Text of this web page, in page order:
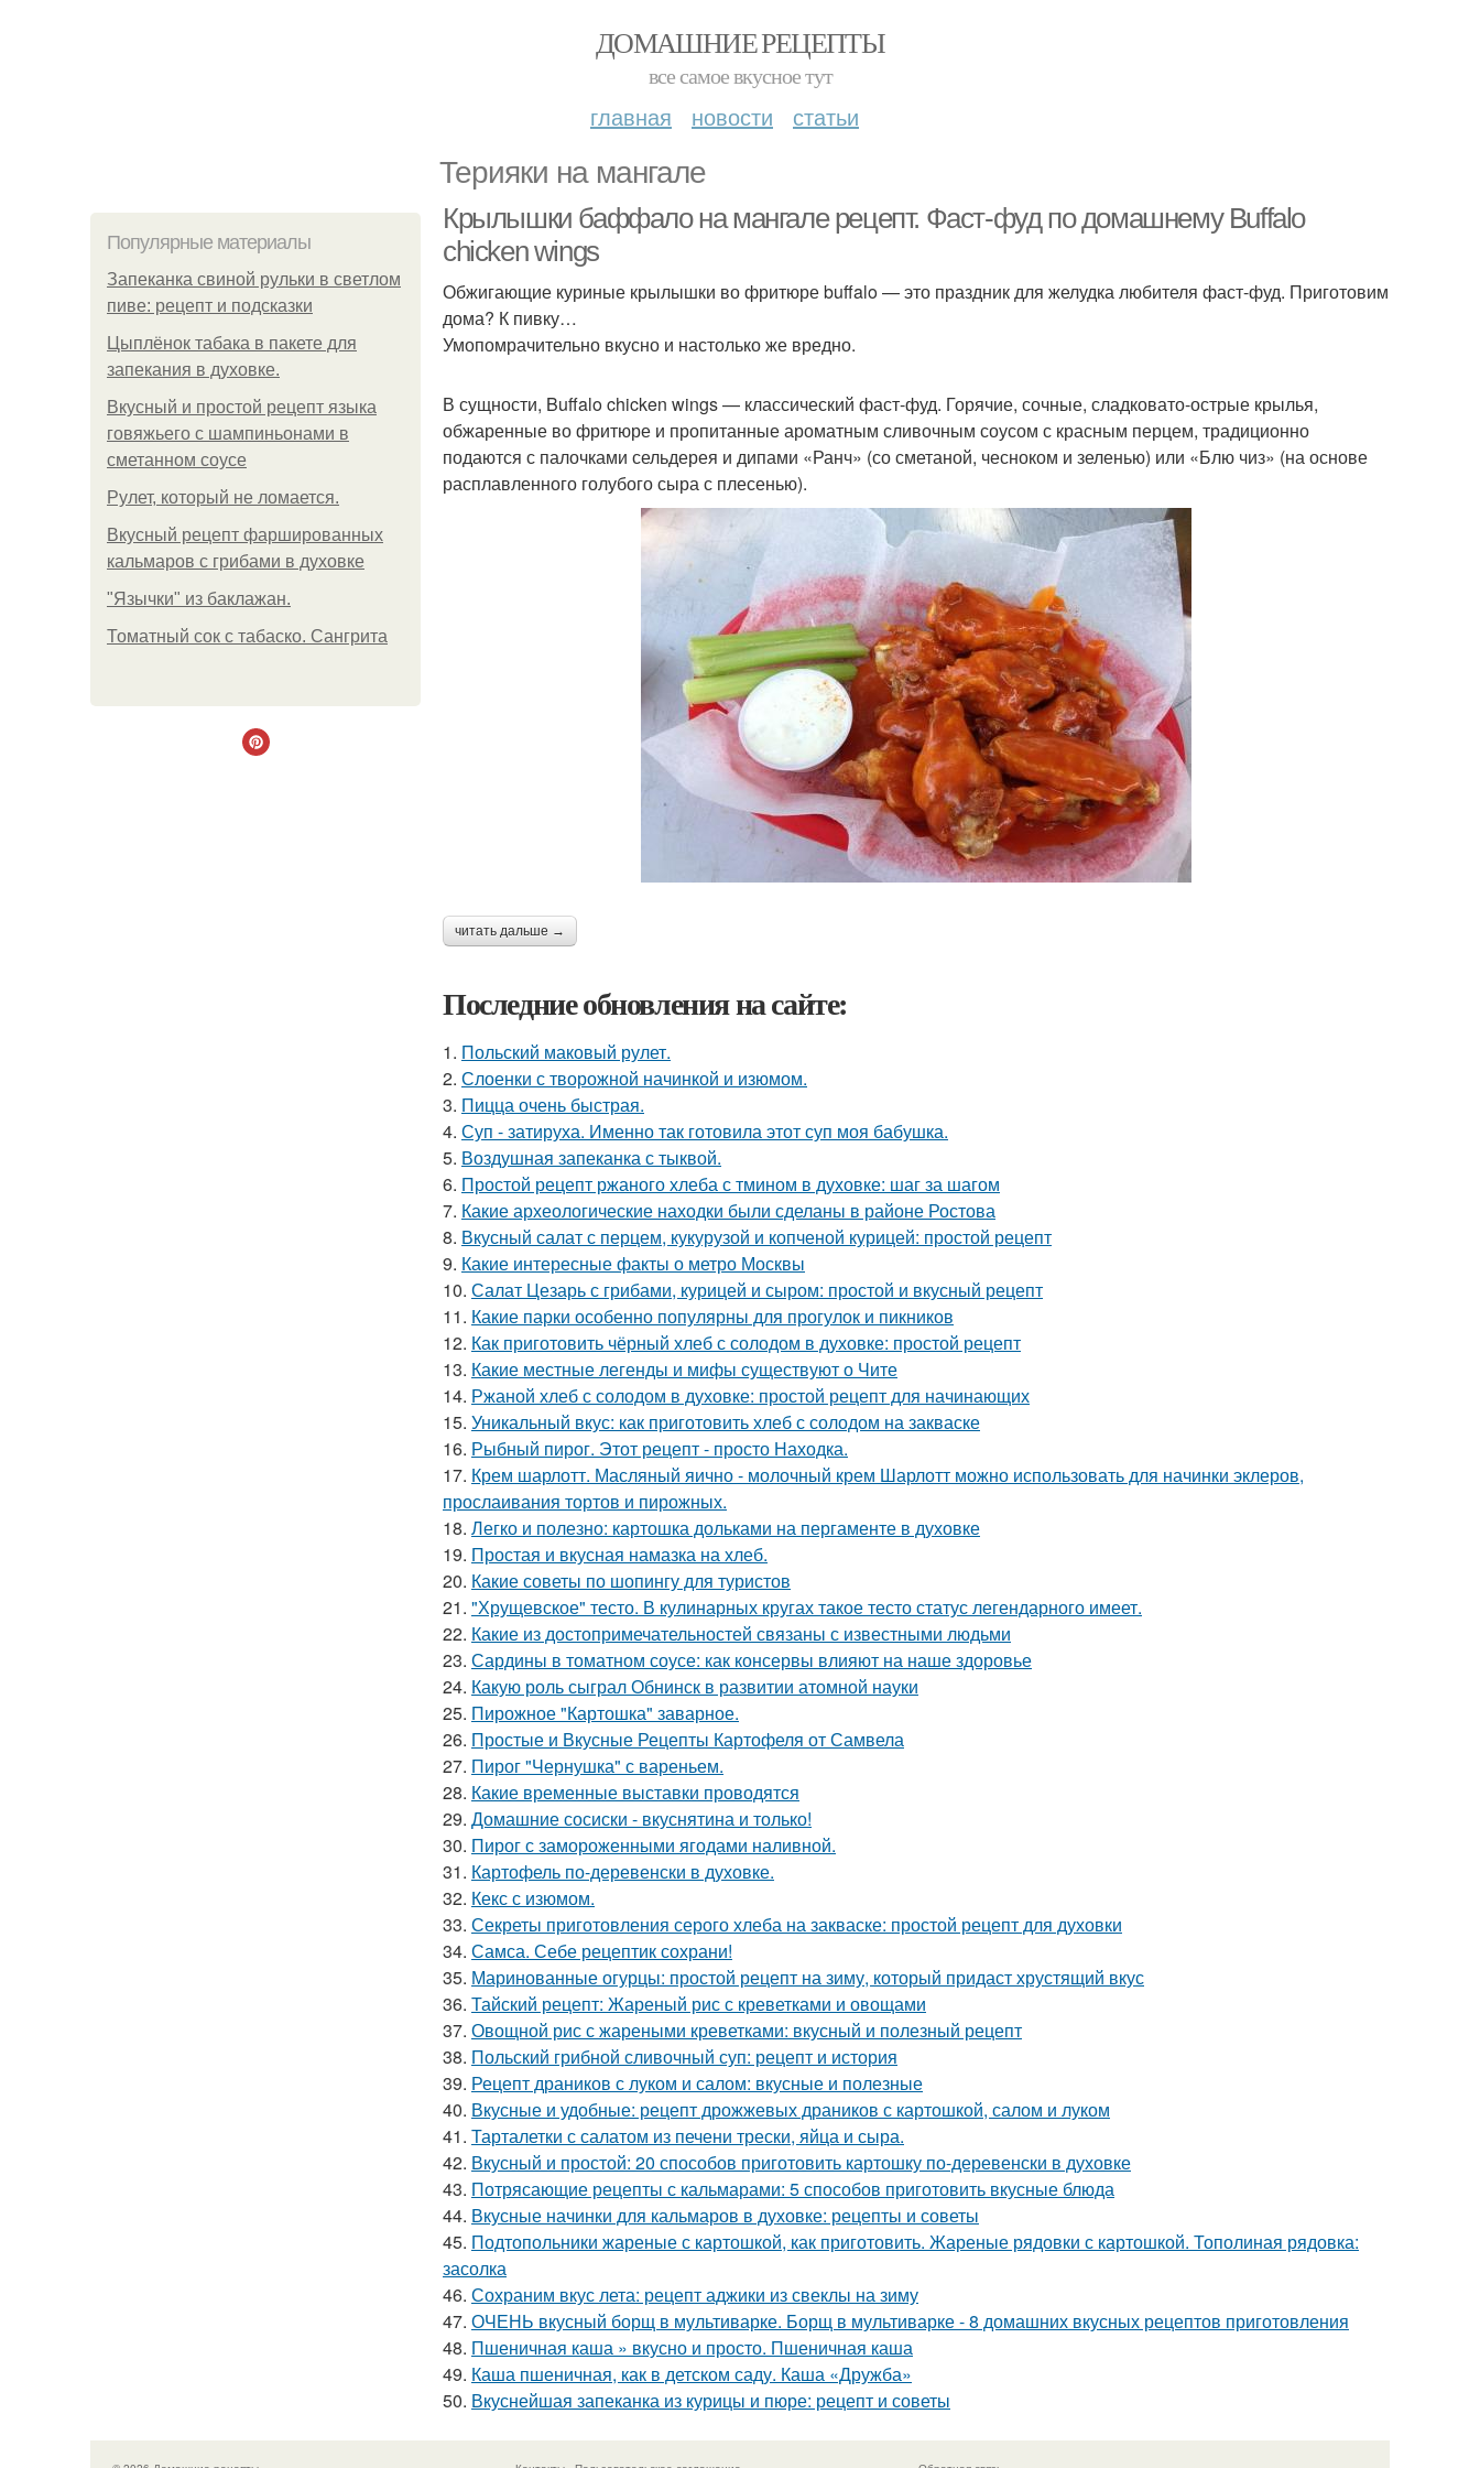
ДОМАШНИЕ РЕЦЕПТЫ
все самое вкусное тут
главная новости статьи
Терияки на мангале
Популярные материалы
Запеканка свиной рульки в светлом
пиве: рецепт и подсказки
Цыплёнок табака в пакете для
запекания в духовке.
Вкусный и простой рецепт языка
говяжьего с шампиньонами в
сметанном соусе
Рулет, который не ломается.
Вкусный рецепт фаршированных
кальмаров с грибами в духовке
"Язычки" из баклажан.
Томатный сок с табаско. Сангрита
Крылышки баффало на мангале рецепт. Фаст-фуд по домашнему Buffalo
chicken wings
Обжигающие куриные крылышки во фритюре buffalo — это праздник для желудка любителя фаст-фуд. Приготовим
дома? К пивку…
Умопомрачительно вкусно и настолько же вредно.
В сущности, Buffalo chicken wings — классический фаст-фуд. Горячие, сочные, сладковато-острые крылья,
обжаренные во фритюре и пропитанные ароматным сливочным соусом с красным перцем, традиционно
подаются с палочками сельдерея и дипами «Ранч» (со сметаной, чесноком и зеленью) или «Блю чиз» (на основе
расплавленного голубого сыра с плесенью).
читать дальше →
Последние обновления на сайте:
1. Польский маковый рулет.
2. Слоенки с творожной начинкой и изюмом.
3. Пицца очень быстрая.
4. Суп - затируха. Именно так готовила этот суп моя бабушка.
5. Воздушная запеканка с тыквой.
6. Простой рецепт ржаного хлеба с тмином в духовке: шаг за шагом
7. Какие археологические находки были сделаны в районе Ростова
8. Вкусный салат с перцем, кукурузой и копченой курицей: простой рецепт
9. Какие интересные факты о метро Москвы
10. Салат Цезарь с грибами, курицей и сыром: простой и вкусный рецепт
11. Какие парки особенно популярны для прогулок и пикников
12. Как приготовить чёрный хлеб с солодом в духовке: простой рецепт
13. Какие местные легенды и мифы существуют о Чите
14. Ржаной хлеб с солодом в духовке: простой рецепт для начинающих
15. Уникальный вкус: как приготовить хлеб с солодом на закваске
16. Рыбный пирог. Этот рецепт - просто Находка.
17. Крем шарлотт. Масляный яично - молочный крем Шарлотт можно использовать для начинки эклеров,
прослаивания тортов и пирожных.
18. Легко и полезно: картошка дольками на пергаменте в духовке
19. Простая и вкусная намазка на хлеб.
20. Какие советы по шопингу для туристов
21. "Хрущевское" тесто. В кулинарных кругах такое тесто статус легендарного имеет.
22. Какие из достопримечательностей связаны с известными людьми
23. Сардины в томатном соусе: как консервы влияют на наше здоровье
24. Какую роль сыграл Обнинск в развитии атомной науки
25. Пирожное "Картошка" заварное.
26. Простые и Вкусные Рецепты Картофеля от Самвела
27. Пирог "Чернушка" с вареньем.
28. Какие временные выставки проводятся
29. Домашние сосиски - вкуснятина и только!
30. Пирог с замороженными ягодами наливной.
31. Картофель по-деревенски в духовке.
32. Кекс с изюмом.
33. Секреты приготовления серого хлеба на закваске: простой рецепт для духовки
34. Самса. Себе рецептик сохрани!
35. Маринованные огурцы: простой рецепт на зиму, который придаст хрустящий вкус
36. Тайский рецепт: Жареный рис с креветками и овощами
37. Овощной рис с жареными креветками: вкусный и полезный рецепт
38. Польский грибной сливочный суп: рецепт и история
39. Рецепт драников с луком и салом: вкусные и полезные
40. Вкусные и удобные: рецепт дрожжевых драников с картошкой, салом и луком
41. Тарталетки с салатом из печени трески, яйца и сыра.
42. Вкусный и простой: 20 способов приготовить картошку по-деревенски в духовке
43. Потрясающие рецепты с кальмарами: 5 способов приготовить вкусные блюда
44. Вкусные начинки для кальмаров в духовке: рецепты и советы
45. Подтопольники жареные с картошкой, как приготовить. Жареные рядовки с картошкой. Тополиная рядовка:
засолка
46. Сохраним вкус лета: рецепт аджики из свеклы на зиму
47. ОЧЕНЬ вкусный борщ в мультиварке. Борщ в мультиварке - 8 домашних вкусных рецептов приготовления
48. Пшеничная каша » вкусно и просто. Пшеничная каша
49. Каша пшеничная, как в детском саду. Каша «Дружба»
50. Вкуснейшая запеканка из курицы и пюре: рецепт и советы